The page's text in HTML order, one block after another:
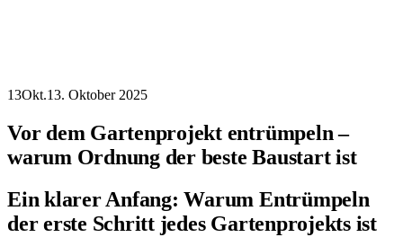
13Okt.13. Oktober 2025
Vor dem Gartenprojekt entrümpeln –
warum Ordnung der beste Baustart ist
Ein klarer Anfang: Warum Entrümpeln
der erste Schritt jedes Gartenprojekts ist